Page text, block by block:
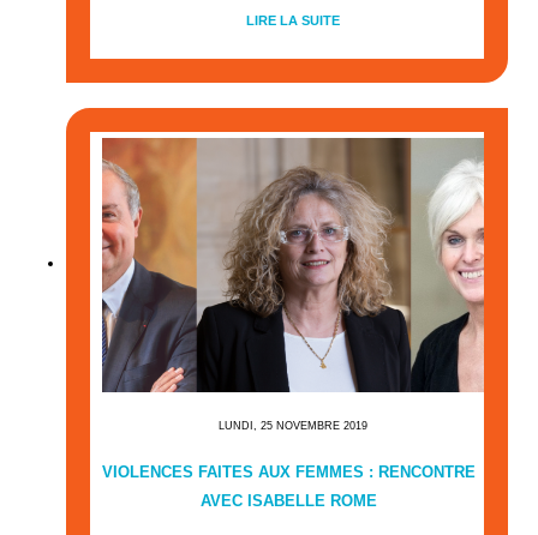
LIRE LA SUITE
LUNDI, 25 NOVEMBRE 2019
VIOLENCES FAITES AUX FEMMES : RENCONTRE
AVEC ISABELLE ROME